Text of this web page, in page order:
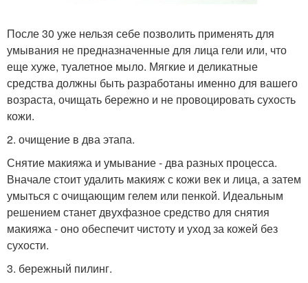
После 30 уже нельзя себе позволить применять для
умывания не предназначенные для лица гели или, что
еще хуже, туалетное мыло. Мягкие и деликатные
средства должны быть разработаны именно для вашего
возраста, очищать бережно и не провоцировать сухость
кожи.
2. очищение в два этапа.
Снятие макияжа и умывание - два разных процесса.
Вначале стоит удалить макияж с кожи век и лица, а затем
умыться с очищающим гелем или пенкой. Идеальным
решением станет двухфазное средство для снятия
макияжа - оно обеспечит чистоту и уход за кожей без
сухости.
3. бережный пилинг.